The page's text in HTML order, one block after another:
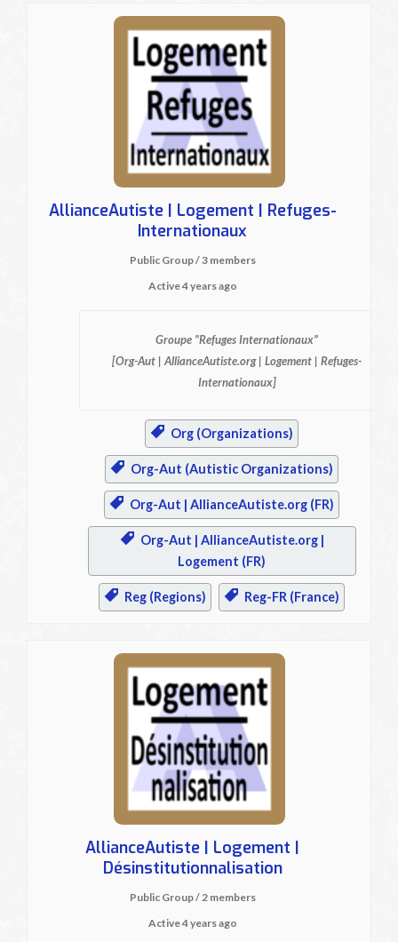
AllianceAutiste | Logement | Refuges-
Internationaux
Public Group / 3 members
Active4 years ago
Groupe ”Refuges Internationaux”
[Org-Aut | AllianceAutiste.org | Logement | Refuges-
Internationaux]
Org (Organizations)
Org-Aut (Autistic Organizations)
Org-Aut | AllianceAutiste.org (FR)
Org-Aut | AllianceAutiste.org |
Logement (FR)
Reg (Regions) Reg-FR (France)
AllianceAutiste | Logement |
Désinstitutionnalisation
Public Group / 2 members
Active4 years ago